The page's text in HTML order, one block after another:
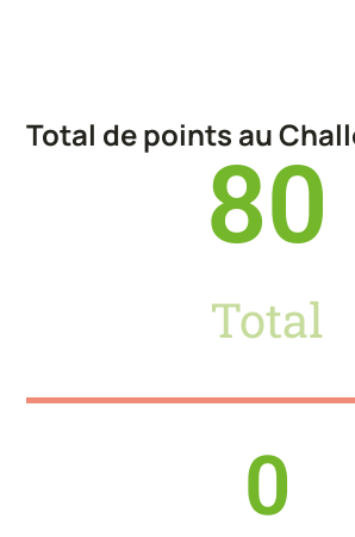
Total de points au
Total
80
0